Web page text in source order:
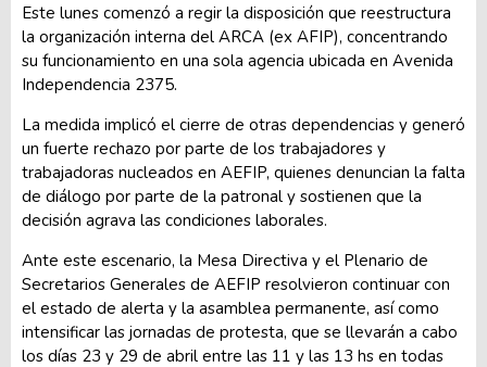
Este lunes comenzó a regir la disposición que reestructura
la organización interna del ARCA (ex AFIP), concentrando
su funcionamiento en una sola agencia ubicada en Avenida
Independencia 2375.
La medida implicó el cierre de otras dependencias y generó
un fuerte rechazo por parte de los trabajadores y
trabajadoras nucleados en AEFIP, quienes denuncian la falta
de diálogo por parte de la patronal y sostienen que la
decisión agrava las condiciones laborales.
Ante este escenario, la Mesa Directiva y el Plenario de
Secretarios Generales de AEFIP resolvieron continuar con
el estado de alerta y la asamblea permanente, así como
intensificar las jornadas de protesta, que se llevarán a cabo
los días 23 y 29 de abril entre las 11 y las 13 hs en todas